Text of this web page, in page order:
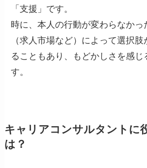
「支援」です。
時に、本人の行動が変わらなかっ
（求人市場など）によって選択
ることもあり、もどかしさを感じ
す。
キャリアコンサルタントに
は？